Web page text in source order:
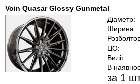
Voin Quasar Glossy Gunmetal
Діаметр:
Ширина:
ЦО:
Виліт:
В
за 1